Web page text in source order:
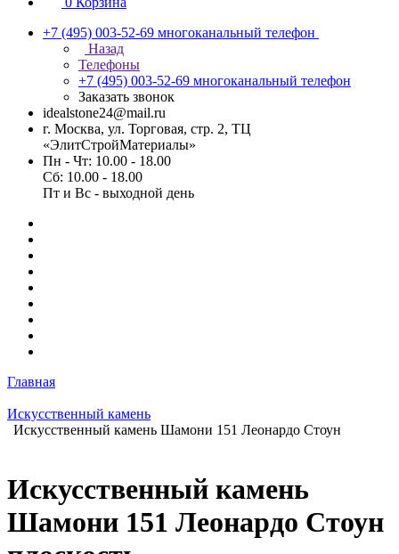
+7 (495) 003-52-69 многоканальный телефон
Назад
Телефоны
+7 (495) 003-52-69 многоканальный телефон
Заказать звонок
idealstone24@mail.ru
г. Москва, ул. Торговая, стр. 2, ТЦ
«ЭлитСтройМатериалы»
Пн - Чт: 10.00 - 18.00
Сб: 10.00 - 18.00
Пт и Вс - выходной день
Главная
Искусственный камень
Искусственный камень Шамони 151 Леонардо Стоун
Искусственный камень
Шамони 151 Леонардо Стоун